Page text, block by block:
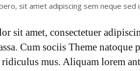
sit amet adipiscing sem neque sed
sit amet, consectetuer
Cum sociis Theme natoque
ridiculus mus. Aliquam lorem